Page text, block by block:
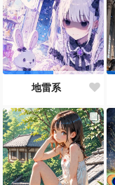
地雷系